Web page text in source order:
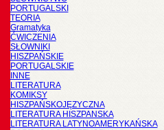
PORTUGALSKI
TEORIA
Gramatyka
ĆWICZENIA
SŁOWNIKI
HISZPAŃSKIE
PORTUGALSKIE
INNE
LITERATURA
KOMIKSY
HISZPAŃSKOJĘZYCZNA
LITERATURA HISZPANSKA
LITERATURA LATYNOAMERYKAŃSKA